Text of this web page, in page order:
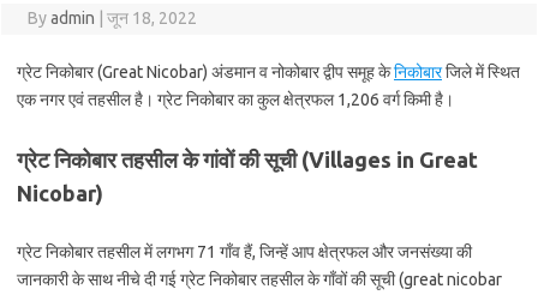
Byadmin जून 18, 2022
ग्रेट निकोबार (Great Nicobar) अंडमान व नोकोबार द्वीप समूह केनिकोबारजिले में स्थित
एक नगर एवं तहसील है। ग्रेट निकोबार का कुल क्षेत्रफल 1,206 वर्ग किमी है।
ग्रेट निकोबार तहसील के गांवों की सूची (Villages in Great
Nicobar)
ग्रेट निकोबार तहसील में लगभग 71 गाँव हैं, जिन्हें आप क्षेत्रफल और जनसंख्या की
जानकारी के साथ नीचे दी गई ग्रेट निकोबार तहसील के गाँवों की सूची (great nicobar